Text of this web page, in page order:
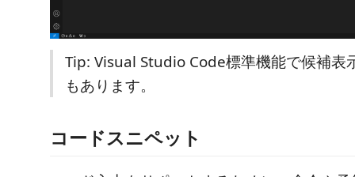
Tip: Visual Studio Code標準機能で候補表
もあります。
コードスニペット